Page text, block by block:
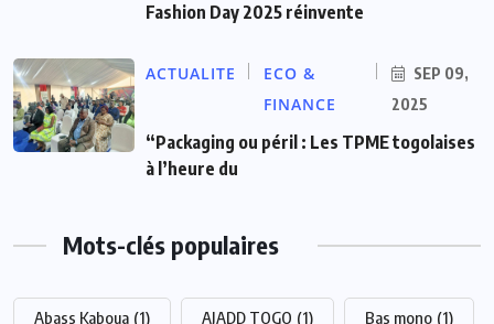
Fashion Day 2025 réinvente
ACTUALITE
ECO &
FINANCE
SEP 09,
2025
“Packaging ou péril : Les TPME togolaises
à l’heure du
Mots-clés populaires
Abass Kaboua (1) AJADD TOGO (1) Bas mono (1)